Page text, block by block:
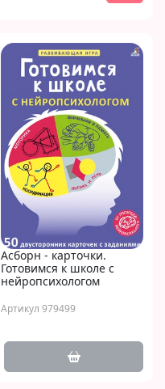
Асборн - карточки.
Готовимся к школе с
нейропсихологом
Артикул 979499